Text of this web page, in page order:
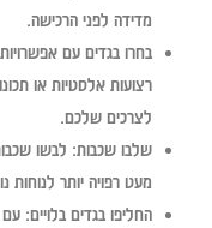
מדידה לפני הרכישה.
בחרו בגדים עם
רצועות אלסטיות או
לצרכים שלכם.
שלבו שכבות: לבשו
מעט רפויה יותר לנוחות
החליפו בגדים בלויים: עם